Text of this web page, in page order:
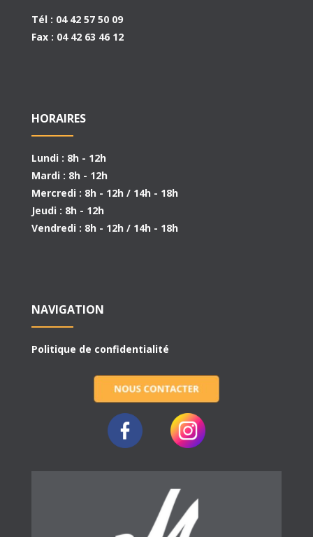
Tél : 04 42 57 50 09
Fax : 04 42 63 46 12
HORAIRES
Lundi : 8h - 12h
Mardi : 8h - 12h
Mercredi : 8h - 12h / 14h - 18h
Jeudi : 8h - 12h
Vendredi : 8h - 12h / 14h - 18h
NAVIGATION
Politique de confidentialité